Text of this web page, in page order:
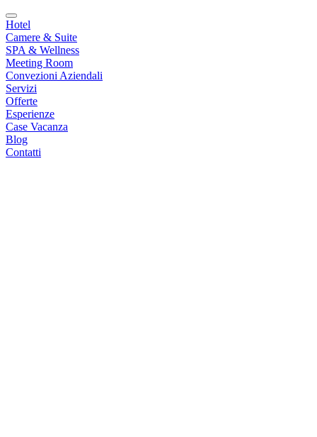
Hotel
Camere & Suite
SPA & Wellness
Meeting Room
Convezioni Aziendali
Servizi
Offerte
Esperienze
Case Vacanza
Blog
Contatti